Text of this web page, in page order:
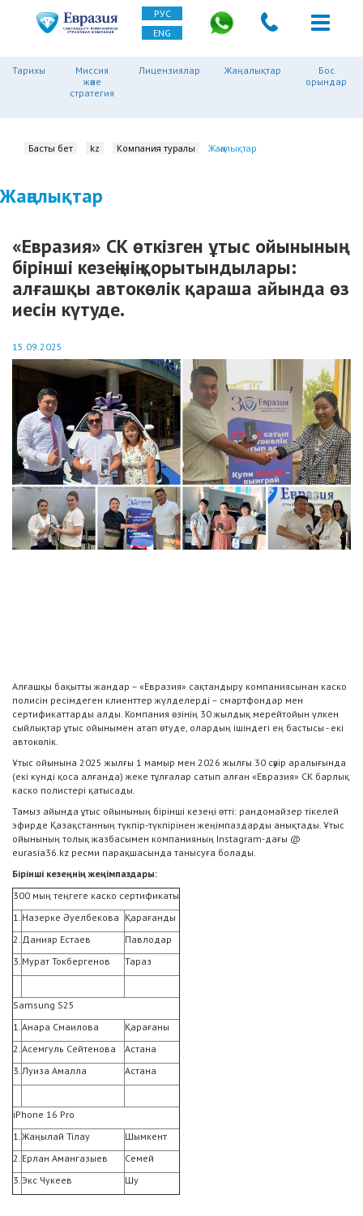
РУС
ENG
Тарихы
Миссия
және
стратегия
Лицензиялар Жаңалықтар
Бос
орындар
Басты бет kz Компания туралы Жаңалықтар
Жаңалықтар
«Евразия» СК өткізген ұтыс ойынының
бірінші кезеңінің қорытындылары:
алғашқы автокөлік қараша айында өз
иесін күтуде.
15.09.2025
Алғашқы бақытты жандар – «Евразия» сақтандыру компаниясынан каско
полисін ресімдеген клиенттер жүлделерді – смартфондар мен
сертификаттарды алды. Компания өзінің 30 жылдық мерейтойын үлкен
сыйлықтар ұтыс ойынымен атап өтуде, олардың ішіндегі ең бастысы - екі
автокөлік.
Ұтыс ойынына 2025 жылғы 1 мамыр мен 2026 жылғы 30 сәуір аралығында
(екі күнді қоса алғанда) жеке тұлғалар сатып алған «Евразия» СК барлық
каско полистері қатысады.
Тамыз айында ұтыс ойынының бірінші кезеңі өтті: рандомайзер тікелей
эфирде Қазақстанның түкпір-түкпірінен жеңімпаздарды анықтады. Ұтыс
ойынының толық жазбасымен компанияның Instagram-дағы @
eurasia36.kz ресми парақшасында танысуға болады.
Бірінші кезеңнің жеңімпаздары:
300 мың теңгеге каско сертификаты
1. Назерке Әуелбекова Қарағанды
2. Данияр Естаев
Павлодар
3. Мурат Токбергенов Тараз
Samsung S25
1.Анара Смаилова
Қарағаны
2.Асемгуль Сейтенова
Астана
3.Луиза Амалла Астана
iPhone 16 Pro
1.Жаңылай Тілау
Шымкент
2. Ерлан Амангазыев
Семей
3.Экс Чукеев Шу